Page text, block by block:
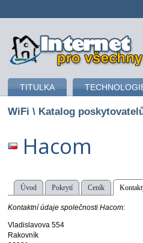
připojení k internetu
TITULKA
WiFi \ Katalog
Hacom
Úvod Pokrytí Ceník
Kontaktní údaje společnosti Hacom:
Vladislavova 554
Rakovník